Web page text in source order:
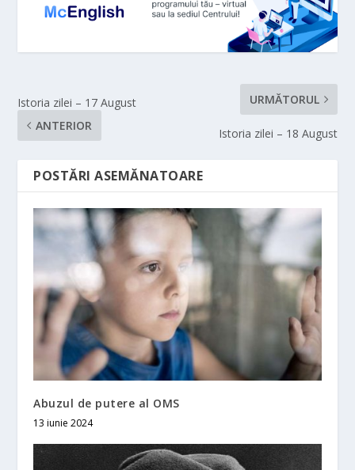
Istoria zilei – 17 August
ANTERIOR
URMĂTORUL
Istoria zilei – 18 August
POSTĂRI ASEMĂNATOARE
Abuzul de putere al OMS
13 iunie 2024